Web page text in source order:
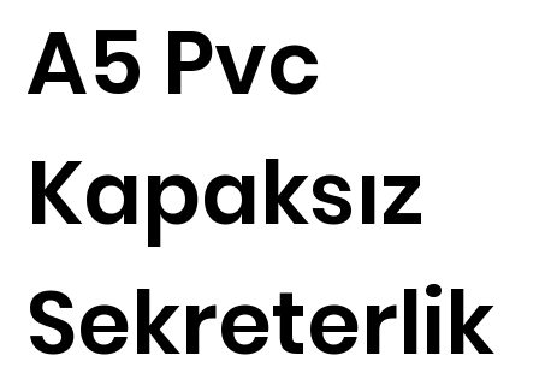
A5 Pvc
Kapaksız
Sekreterlik